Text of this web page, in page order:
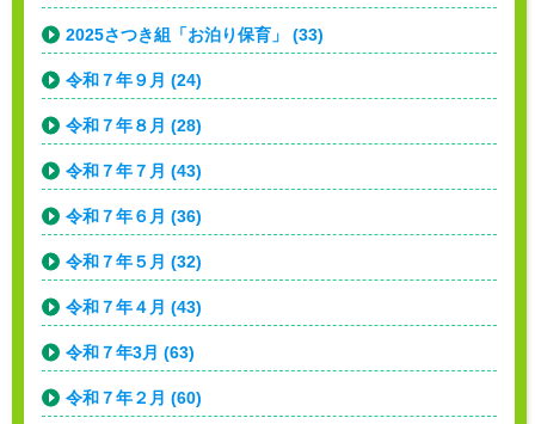
2025さつき組「お泊り保育」 (33)
令和７年９月 (24)
令和７年８月 (28)
令和７年７月 (43)
令和７年６月 (36)
令和７年５月 (32)
令和７年４月 (43)
令和７年3月 (63)
令和７年２月 (60)